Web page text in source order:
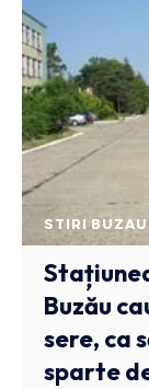
STIRI BUZAU
Buzău
sere, ca
sparte